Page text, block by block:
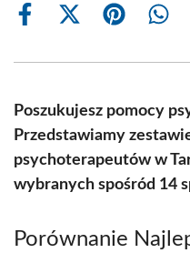
Share
Share
(Twitter)
Share
Poszukujesz pomocy
Przedstawiamy
psychoterapeutów w
wybranych spośród 14
Porównanie